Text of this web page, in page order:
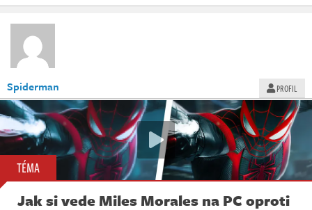
Spiderman PROFIL
TÉMA
Jak si vede Miles Morales na PC oproti